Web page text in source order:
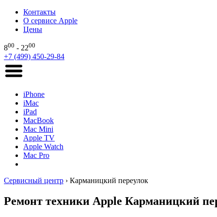
Контакты
О сервисе Apple
Цены
800 - 2200
+7 (499) 450-29-84
iPhone
iMac
iPad
MacBook
Mac Mini
Apple TV
Apple Watch
Mac Pro
Сервисный центр › Карманицкий переулок
Ремонт техники Apple Карманицкий